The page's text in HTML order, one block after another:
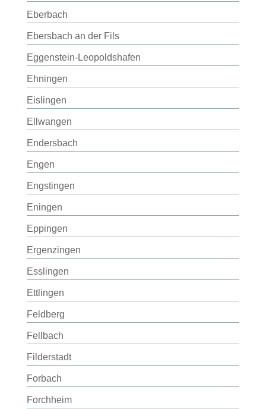
Eberbach
Ebersbach an der Fils
Eggenstein-Leopoldshafen
Ehningen
Eislingen
Ellwangen
Endersbach
Engen
Engstingen
Eningen
Eppingen
Ergenzingen
Esslingen
Ettlingen
Feldberg
Fellbach
Filderstadt
Forbach
Forchheim